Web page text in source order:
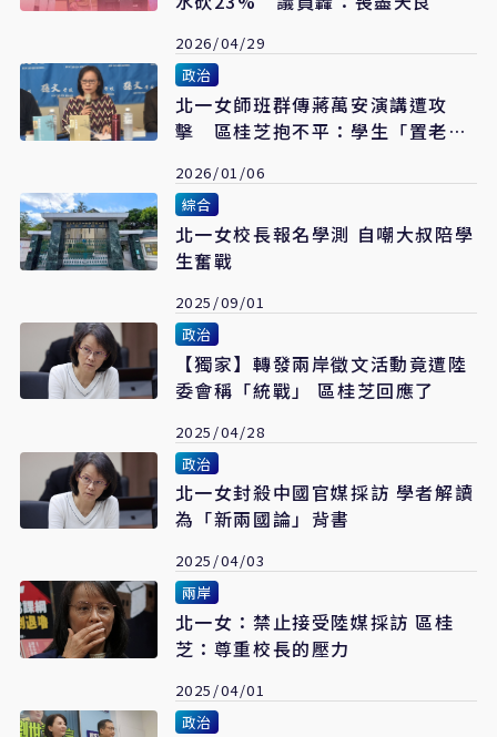
2026/04/29
政治
北一女師班群傳蔣萬安演講遭攻
擊 區桂芝抱不平：學生「置老師
2026/01/06
綜合
北一女校長報名學測 自嘲大叔陪學
生奮戰
2025/09/01
政治
【獨家】轉發兩岸徵文活動竟遭陸
委會稱「統戰」 區桂芝回應了
2025/04/28
政治
北一女封殺中國官媒採訪 學者解讀
為「新兩國論」背書
2025/04/03
兩岸
北一女：禁止接受陸媒採訪 區桂
芝：尊重校長的壓力
2025/04/01
政治